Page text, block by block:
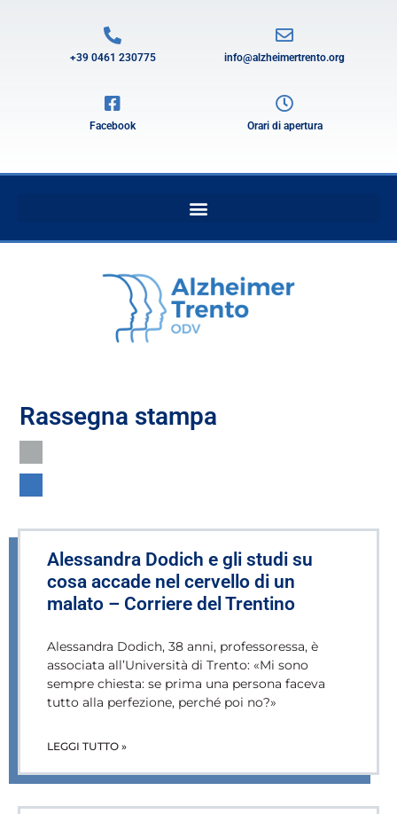
+39 0461 230775 info@alzheimertrento.org
Facebook Orari di apertura
Rassegna stampa
Alessandra Dodich e gli studi su
cosa accade nel cervello di un
malato – Corriere del Trentino
Alessandra Dodich, 38 anni, professoressa, è
associata all’Università di Trento: «Mi sono
sempre chiesta: se prima una persona faceva
tutto alla perfezione, perché poi no?»
LEGGI TUTTO »